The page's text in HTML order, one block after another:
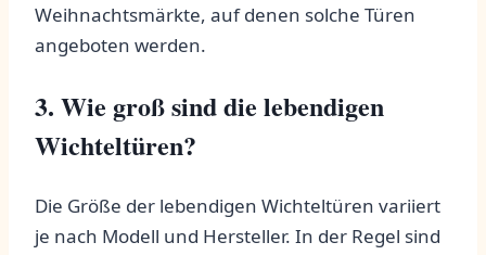
Weihnachtsmärkte, auf denen ‌solche Türen
angeboten werden.
3. Wie groß sind die lebendigen
Wichteltüren?
Die Größe der⁣ lebendigen Wichteltüren variiert
je nach ⁢Modell und ⁣Hersteller. In der Regel sind